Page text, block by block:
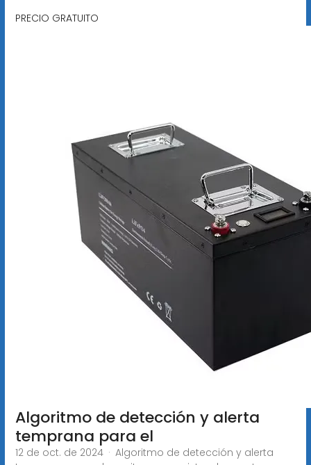
PRECIO GRATUITO
Algoritmo de detección y alerta
temprana para el
12 de oct. de 2024 · Algoritmo de detección y alerta